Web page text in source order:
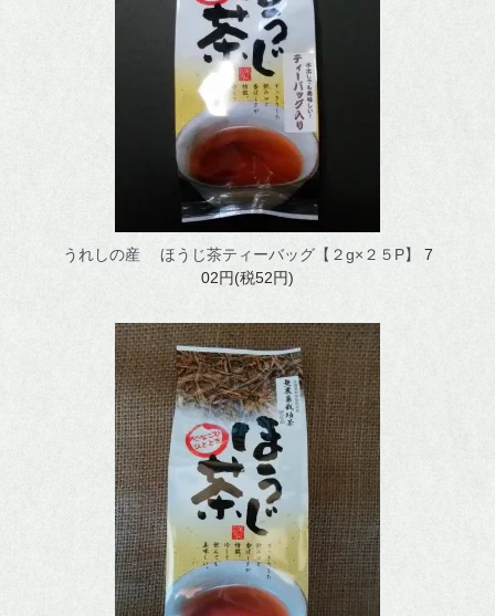
マイアカウント
うれしの産 ほうじ茶ティーバッグ【２g×２５P】
7
02円(税52円)